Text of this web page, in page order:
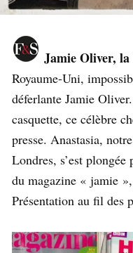
Jamie Oliver,
Royaume-Uni,
déferlante Jamie
casquette, ce célèbre
presse. Anastasia,
Londres, s’est plongée
du magazine « jamie
Présentation au fil des